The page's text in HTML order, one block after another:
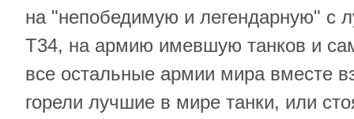
на "непобедимую и легендарную" с
Т34, на армию имевшую танков и
все остальные армии мира вместе
горели лучшие в мире танки, или